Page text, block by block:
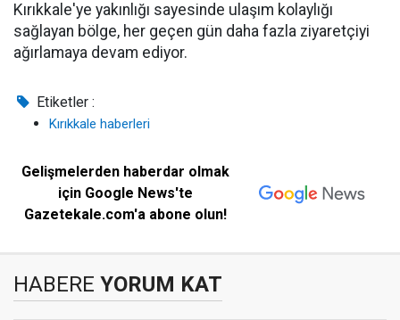
Kırıkkale'ye yakınlığı sayesinde ulaşım kolaylığı
sağlayan bölge, her geçen gün daha fazla ziyaretçiyi
ağırlamaya devam ediyor.
Etiketler :
Kırıkkale haberleri
Gelişmelerden haberdar olmak
için Google News'te
Gazetekale.com'a abone olun!
HABERE YORUM KAT